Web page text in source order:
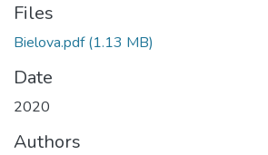
Files
Bielova.pdf(1.13 MB)
Date
2020
Authors